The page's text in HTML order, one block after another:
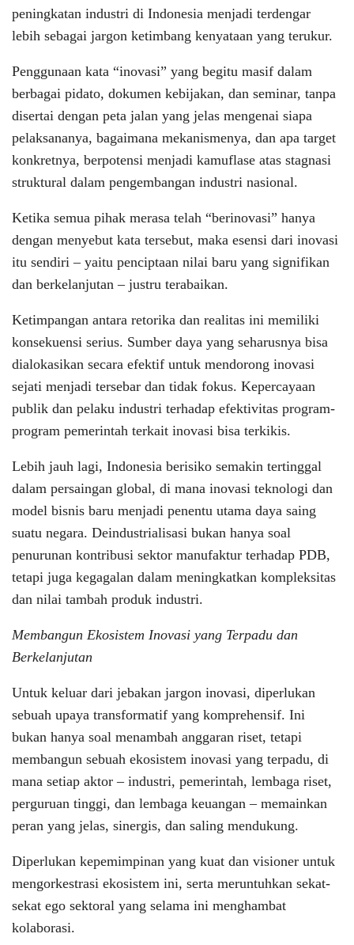
peningkatan industri di Indonesia menjadi terdengar
lebih sebagai jargon ketimbang kenyataan yang terukur.
Penggunaan kata “inovasi” yang begitu masif dalam
berbagai pidato, dokumen kebijakan, dan seminar, tanpa
disertai dengan peta jalan yang jelas mengenai siapa
pelaksananya, bagaimana mekanismenya, dan apa target
konkretnya, berpotensi menjadi kamuflase atas stagnasi
struktural dalam pengembangan industri nasional.
Ketika semua pihak merasa telah “berinovasi” hanya
dengan menyebut kata tersebut, maka esensi dari inovasi
itu sendiri – yaitu penciptaan nilai baru yang signifikan
dan berkelanjutan – justru terabaikan.
Ketimpangan antara retorika dan realitas ini memiliki
konsekuensi serius. Sumber daya yang seharusnya bisa
dialokasikan secara efektif untuk mendorong inovasi
sejati menjadi tersebar dan tidak fokus. Kepercayaan
publik dan pelaku industri terhadap efektivitas program-
program pemerintah terkait inovasi bisa terkikis.
Lebih jauh lagi, Indonesia berisiko semakin tertinggal
dalam persaingan global, di mana inovasi teknologi dan
model bisnis baru menjadi penentu utama daya saing
suatu negara. Deindustrialisasi bukan hanya soal
penurunan kontribusi sektor manufaktur terhadap PDB,
tetapi juga kegagalan dalam meningkatkan kompleksitas
dan nilai tambah produk industri.
Membangun Ekosistem Inovasi yang Terpadu dan
Berkelanjutan
Untuk keluar dari jebakan jargon inovasi, diperlukan
sebuah upaya transformatif yang komprehensif. Ini
bukan hanya soal menambah anggaran riset, tetapi
membangun sebuah ekosistem inovasi yang terpadu, di
mana setiap aktor – industri, pemerintah, lembaga riset,
perguruan tinggi, dan lembaga keuangan – memainkan
peran yang jelas, sinergis, dan saling mendukung.
Diperlukan kepemimpinan yang kuat dan visioner untuk
mengorkestrasi ekosistem ini, serta meruntuhkan sekat-
sekat ego sektoral yang selama ini menghambat
kolaborasi.